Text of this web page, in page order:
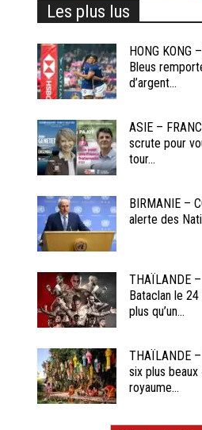
Les plus lus
HONG KONG
Bleus
d’argent...
ASIE –
scrute pour
tour...
BIRMANIE –
alerte des
THAÏLANDE
Bataclan le
plus qu’un...
THAÏLANDE
six plus
royaume...